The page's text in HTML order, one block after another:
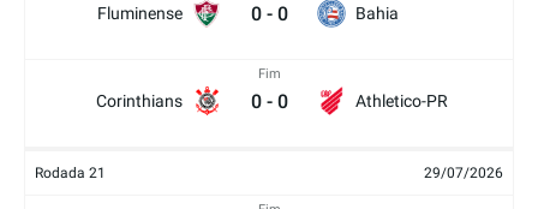
Fluminense 0 - 0 Bahia
Corinthians
Fim
0 - 0 Athletico-PR
Rodada 21 29/07/2026